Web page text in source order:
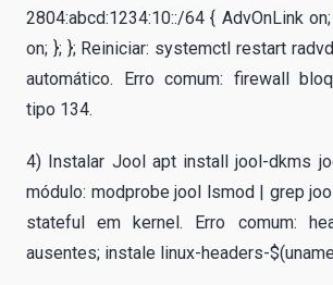
2804:abcd:1234:10::/64 { AdvOnLink
on; }; }; Reiniciar: systemctl restart
automático. Erro comum: firewall
tipo 134.
4) Instalar Jool apt install jool-dkms
módulo: modprobe jool lsmod | grep
stateful em kernel. Erro comum:
ausentes; instale linux-headers-